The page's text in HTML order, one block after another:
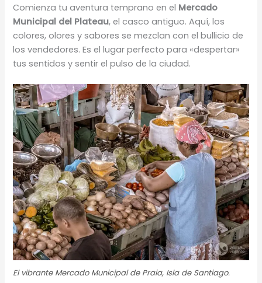
Comienza tu aventura temprano en el Mercado
Municipal del Plateau, el casco antiguo. Aquí, los
colores, olores y sabores se mezclan con el bullicio de
los vendedores. Es el lugar perfecto para «despertar»
tus sentidos y sentir el pulso de la ciudad.
El vibrante Mercado Municipal de Praia, Isla de Santiago.